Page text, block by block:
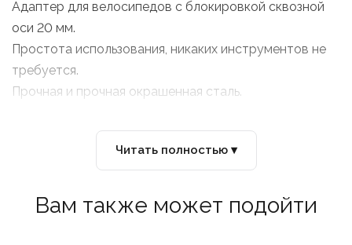
Адаптер для велосипедов с блокировкой сквозной
оси 20 мм.
Простота использования, никаких инструментов не
требуется.
Прочная и прочная окрашенная сталь.
Читать полностью ▾
Вам также может подойти